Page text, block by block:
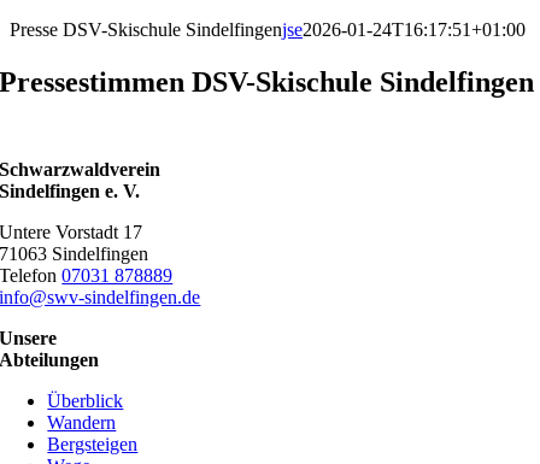
Presse DSV-Skischule Sindelfingenjse2026-01-24T16:17:51+01:00
Pressestimmen DSV-Skischule Sindelfingen
Schwarzwaldverein
Sindelfingen e. V.
Untere Vorstadt 17
71063 Sindelfingen
Telefon07031 878889
info@swv-sindelfingen.de
Unsere
Abteilungen
Überblick
Wandern
Bergsteigen